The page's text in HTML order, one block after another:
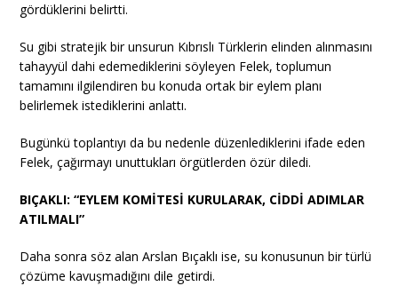
gördüklerini belirtti.
Su gibi stratejik bir unsurun Kıbrıslı Türklerin elinden alınmasını
tahayyül dahi edemediklerini söyleyen Felek, toplumun
tamamını ilgilendiren bu konuda ortak bir eylem planı
belirlemek istediklerini anlattı.
Bugünkü toplantıyı da bu nedenle düzenlediklerini ifade eden
Felek, çağırmayı unuttukları örgütlerden özür diledi.
BIÇAKLI: “EYLEM KOMİTESİ KURULARAK, CİDDİ ADIMLAR
ATILMALI”
Daha sonra söz alan Arslan Bıçaklı ise, su konusunun bir türlü
çözüme kavuşmadığını dile getirdi.